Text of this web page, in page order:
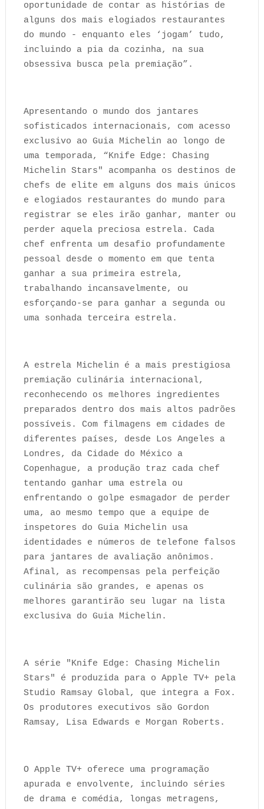
oportunidade de contar as histórias de
alguns dos mais elogiados restaurantes
do mundo - enquanto eles ‘jogam’ tudo,
incluindo a pia da cozinha, na sua
obsessiva busca pela premiação”.
Apresentando o mundo dos jantares
sofisticados internacionais, com acesso
exclusivo ao Guia Michelin ao longo de
uma temporada, “Knife Edge: Chasing
Michelin Stars" acompanha os destinos de
chefs de elite em alguns dos mais únicos
e elogiados restaurantes do mundo para
registrar se eles irão ganhar, manter ou
perder aquela preciosa estrela. Cada
chef enfrenta um desafio profundamente
pessoal desde o momento em que tenta
ganhar a sua primeira estrela,
trabalhando incansavelmente, ou
esforçando-se para ganhar a segunda ou
uma sonhada terceira estrela.
A estrela Michelin é a mais prestigiosa
premiação culinária internacional,
reconhecendo os melhores ingredientes
preparados dentro dos mais altos padrões
possíveis. Com filmagens em cidades de
diferentes países, desde Los Angeles a
Londres, da Cidade do México a
Copenhague, a produção traz cada chef
tentando ganhar uma estrela ou
enfrentando o golpe esmagador de perder
uma, ao mesmo tempo que a equipe de
inspetores do Guia Michelin usa
identidades e números de telefone falsos
para jantares de avaliação anônimos.
Afinal, as recompensas pela perfeição
culinária são grandes, e apenas os
melhores garantirão seu lugar na lista
exclusiva do Guia Michelin.
A série "Knife Edge: Chasing Michelin
Stars" é produzida para o Apple TV+ pela
Studio Ramsay Global, que integra a Fox.
Os produtores executivos são Gordon
Ramsay, Lisa Edwards e Morgan Roberts.
O Apple TV+ oferece uma programação
apurada e envolvente, incluindo séries
de drama e comédia, longas metragens,